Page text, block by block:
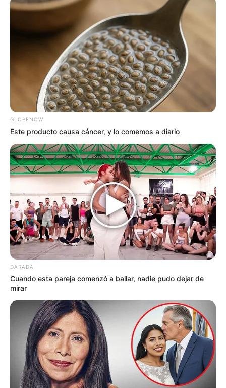
GLOBENOW
Este producto causa cáncer, y lo comemos a diario
DARADA
Cuando esta pareja comenzó a bailar, nadie pudo dejar de
mirar